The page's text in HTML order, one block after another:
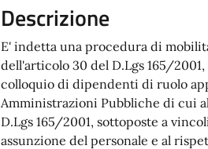
Descrizione
E' indetta una procedura di
dell'articolo 30 del D.Lgs 165/
colloquio di dipendenti di ruolo
Amministrazioni Pubbliche di cui
D.Lgs 165/2001, sottoposte a
assunzione del personale e al